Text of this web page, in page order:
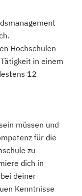
Hochschulen
in einem
12
müssen und
für die
zu
dich in
deiner
Kenntnisse